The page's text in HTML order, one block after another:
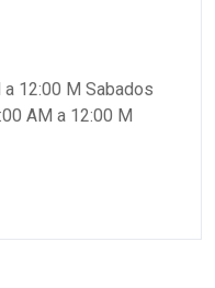
12:00 M Sabados
AM a 12:00 M